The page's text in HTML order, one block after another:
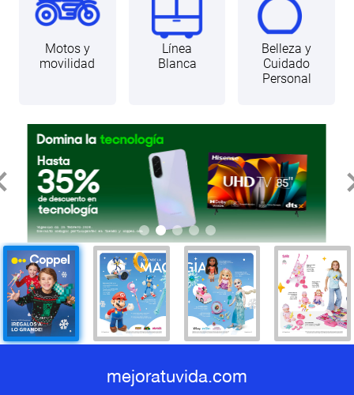
Motos y
movilidad
Línea
Blanca
Belleza y
Cuidado
Personal
mejoratuvida.com